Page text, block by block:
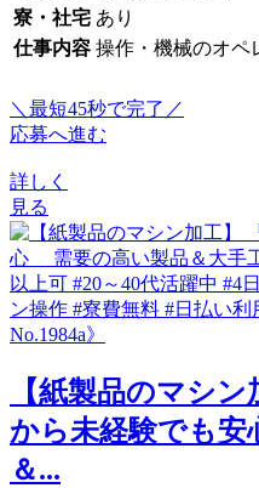
寮・社宅 あり
仕事内容 操作・機械のオペ
＼最短45秒で完了／
応募へ進む
詳しく
見る
【紙製品のマシ
から未経験でも
＆...